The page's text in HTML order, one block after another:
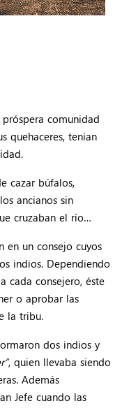
comunidad
quehaceres, tenían
cazar búfalos,
ancianos sin
cruzaban el río…
en un consejo cuyos
indios. Dependiendo
cada consejero, éste
o aprobar las
la tribu.
dos indios y
, quien llevaba siendo
Además
Jefe cuando las